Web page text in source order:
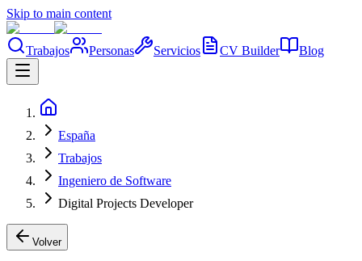
Skip to main content
Trabajos Personas Servicios CV Builder Blog
España
Trabajos
Ingeniero de Software
Digital Projects Developer
Volver